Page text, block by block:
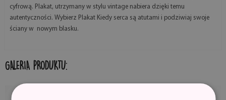
cyfrową. Plakat, utrzymany w stylu vintage nabiera dzięki temu
autentyczności. Wybierz Plakat Kiedy serca są atutami i podziwiaj swoje
ściany w nowym blasku.
GALERIA PRODUKTU: